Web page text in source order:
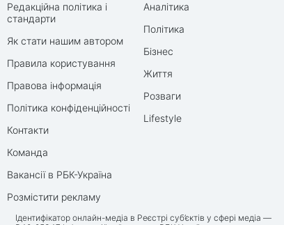
Редакційна політика і
стандарти
Як стати нашим автором
Правила користування
Правова інформація
Політика конфіденційності
Контакти
Команда
Вакансії в РБК-Україна
Розмістити рекламу
Аналітика
Політика
Бізнес
Життя
Розваги
Lifestyle
Ідентифікатор онлайн-медіа в Реєстрі суб’єктів у сфері медіа —